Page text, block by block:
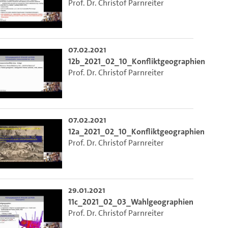
aktuelle Zeit auszuwählen.
Prof. Dr. Christof Parnreiter
07.02.2021
12b_2021_02_10_Konfliktgeographien
Prof. Dr. Christof Parnreiter
07.02.2021
12a_2021_02_10_Konfliktgeographien
Prof. Dr. Christof Parnreiter
29.01.2021
11c_2021_02_03_Wahlgeographien
Prof. Dr. Christof Parnreiter